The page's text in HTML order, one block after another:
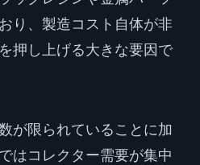
り、製造コスト自体が非
押し上げる大きな要因で
が限られていることに加
はコレクター需要が集中